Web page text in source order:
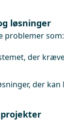
løsninger
problemer som:
der
der kan